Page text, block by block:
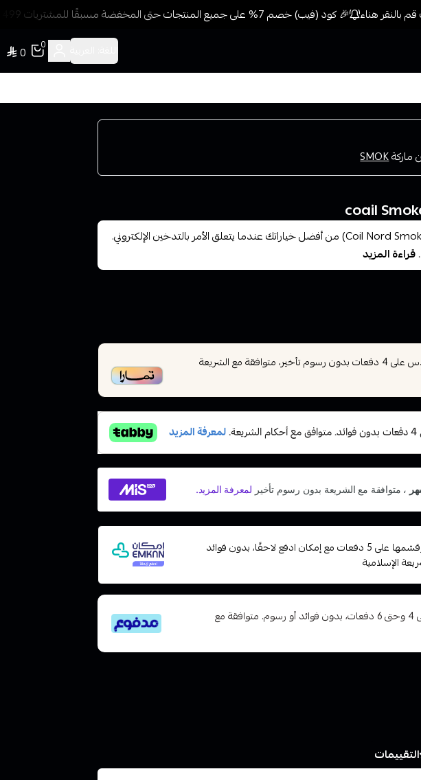
هناء 🎉 كود (فيب) خصم 7% على جميع المنتجات حتى المخفضة مسبقًا للمشتريات 499 ريال + شحن وتوصيل مجاني
0
0
ماركةSMOK
إن كويل نورد سموك 0.6 (Coil Nord Smok 0.6) من أفضل خياراتك عندما يتعلق الأمر بالتدخين الإلكتروني.
قراءة المزيد
على4 دفعات بدون رسوم تأخير، متوافقة مع الشريعة
وقسّمها على 5 دفعات مع إمكان ادفع لاحقًا، بدون فوائد
الإسلامية
قسم دفعاتك بطريقة ميسرة إلى 4 وحتى 6 دفعات، بدون فوائد أو رسوم. متوافقة مع
التقييمات